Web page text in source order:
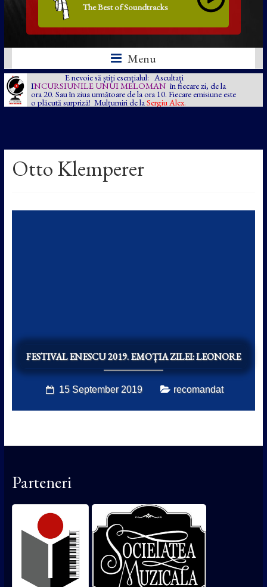
The Best of Soundtracks
Menu
E nevoie să știți esențialul: Ascultați
INCURSIUNILE UNUI MELOMAN în fiecare zi, de la
ora 20. Sau în ziua următoare de la ora 10. Fiecare emisiune este
o plăcută surpriză! Mulțumiri de la Sergiu Alex.
Otto Klemperer
FESTIVAL ENESCU 2019. EMOȚIA ZILEI: LEONORE
15 September 2019 recomandat
Parteneri